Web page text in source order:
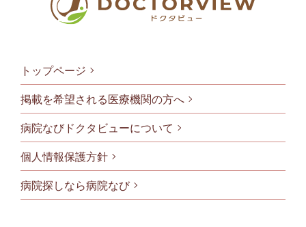
フッタメニ
トップページ
掲載を希望される医療機関の方へ
病院なびドクタビューについて
個人情報保護方針
病院探しなら病院なび